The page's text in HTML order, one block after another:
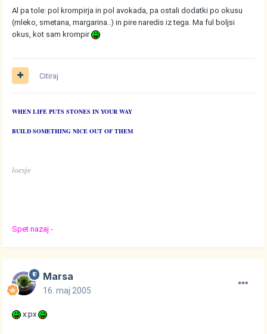
Al pa tole: pol krompirja in pol avokada, pa ostali dodatki po okusu
(mleko, smetana, margarina..) in pire naredis iz tega. Ma ful boljsi
okus, kot sam krompir
Citiraj
WHEN LIFE PUTS STONES IN YOUR WAY
BUILD SOMETHING NICE OUT OF THEM
loesje
Spet nazaj -
Marsa
16. maj 2005
x:px